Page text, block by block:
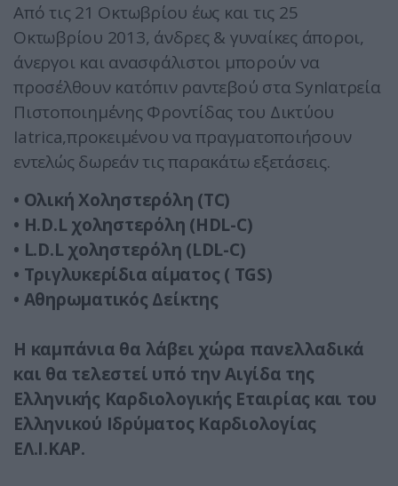
Από τις 21 Οκτωβρίου έως και τις 25
Οκτωβρίου 2013, άνδρες & γυναίκες άποροι,
άνεργοι και ανασφάλιστοι μπορούν να
προσέλθουν κατόπιν ραντεβού στα SynIατρεία
Πιστοποιημένης Φροντίδας του Δικτύου
Iatrica,προκειμένου να πραγματοποιήσουν
εντελώς δωρεάν τις παρακάτω εξετάσεις.
• Ολική Χοληστερόλη (TC)
• H.D.L χοληστερόλη (HDL-C)
• L.D.L χοληστερόλη (LDL-C)
• Τριγλυκερίδια αίματος ( TGS)
• Αθηρωματικός Δείκτης
Η καμπάνια θα λάβει χώρα πανελλαδικά
και θα τελεστεί υπό την Αιγίδα της
Ελληνικής Καρδιολογικής Εταιρίας και του
Ελληνικού Ιδρύματος Καρδιολογίας
ΕΛ.Ι.ΚΑΡ.